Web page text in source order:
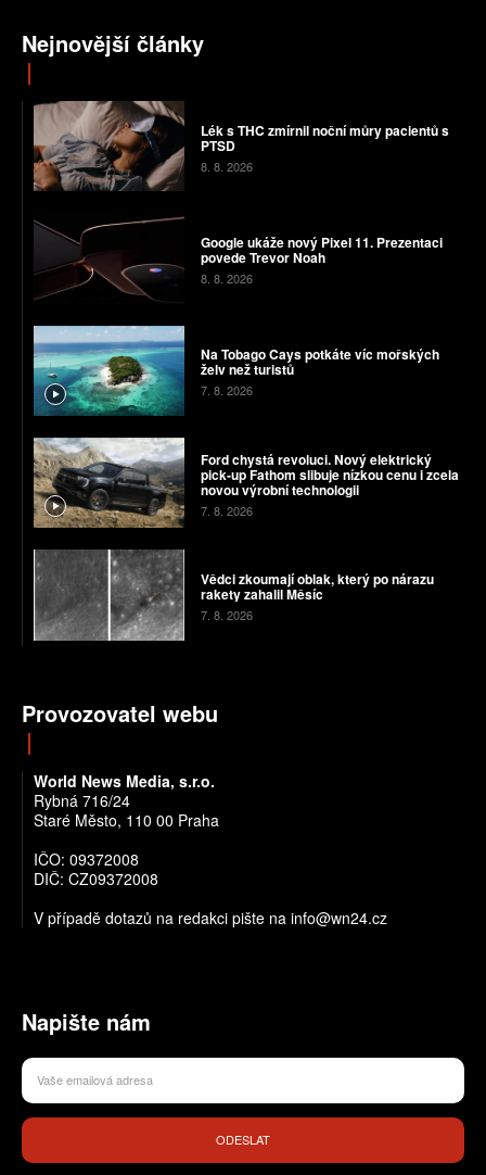
Nejnovější články
Lék s THC zmírnil noční můry pacientů s
PTSD
8. 8. 2026
Google ukáže nový Pixel 11. Prezentaci
povede Trevor Noah
8. 8. 2026
Na Tobago Cays potkáte víc mořských
želv než turistů
7. 8. 2026
Ford chystá revoluci. Nový elektrický
pick-up Fathom slibuje nízkou cenu i zcela
novou výrobní technologii
7. 8. 2026
Vědci zkoumají oblak, který po nárazu
rakety zahalil Měsíc
7. 8. 2026
Provozovatel webu
World News Media, s.r.o.
Rybná 716/24
Staré Město, 110 00 Praha
IČO: 09372008
DIČ: CZ09372008
V případě dotazů na redakci pište na info@wn24.cz
Napište nám
ODESLAT